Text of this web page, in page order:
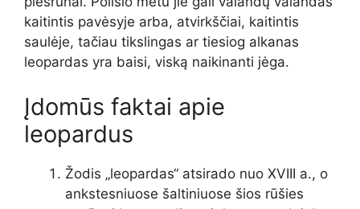
kaitintis pavėsyje arba, atvirkščiai, kaitintis
saulėje, tačiau tikslingas ar tiesiog alkanas
leopardas yra baisi, viską naikinanti jėga.
Įdomūs faktai apie
leopardus
Žodis „leopardas“ atsirado nuo XVIII a., o
ankstesniuose šaltiniuose šios rūšies